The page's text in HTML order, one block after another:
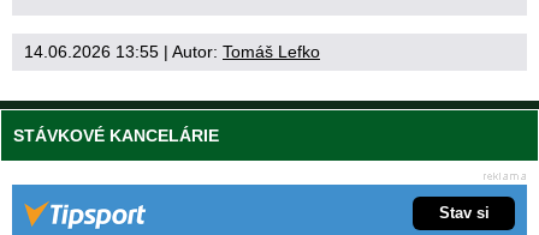
14.06.2026 13:55 | Autor: Tomáš Lefko
STÁVKOVÉ KANCELÁRIE
Stav si